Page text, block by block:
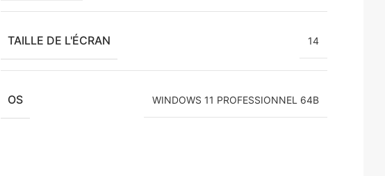
TAILLE DE L'ÉCRAN 14
OS WINDOWS 11 PROFESSIONNEL 64B